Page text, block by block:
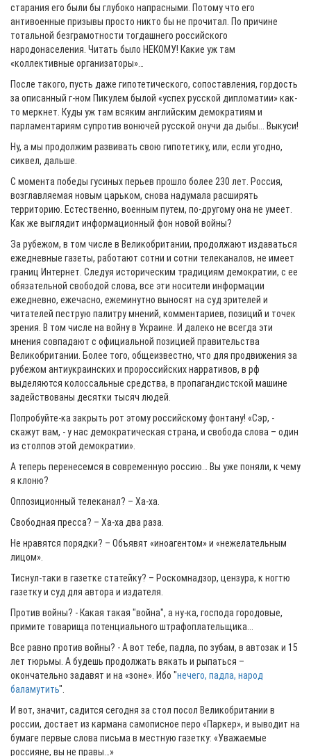
старания его были бы глубоко напрасными. Потому что его
антивоенные призывы просто никто бы не прочитал. По причине
тотальной безграмотности тогдашнего российского
народонаселения. Читать было НЕКОМУ! Какие уж там
«коллективные организаторы»…
После такого, пусть даже гипотетического, сопоставления, гордость
за описанный г-ном Пикулем былой «успех русской дипломатии» как-
то меркнет. Куды уж там всяким английским демократиям и
парламентариям супротив вонючей русской онучи да дыбы... Выкуси!
Ну, а мы продолжим развивать свою гипотетику, или, если угодно,
сиквел, дальше.
С момента победы гусиных перьев прошло более 230 лет. Россия,
возглавляемая новым царьком, снова надумала расширять
территорию. Естественно, военным путем, по-другому она не умеет.
Как же выглядит информационный фон новой войны?
За рубежом, в том числе в Великобритании, продолжают издаваться
ежедневные газеты, работают сотни и сотни телеканалов, не имеет
границ Интернет. Следуя историческим традициям демократии, с ее
обязательной свободой слова, все эти носители информации
ежедневно, ежечасно, ежеминутно выносят на суд зрителей и
читателей пеструю палитру мнений, комментариев, позиций и точек
зрения. В том числе на войну в Украине. И далеко не всегда эти
мнения совпадают с официальной позицией правительства
Великобритании. Более того, общеизвестно, что для продвижения за
рубежом антиукраинских и пророссийских нарративов, в рф
выделяются колоссальные средства, в пропагандистской машине
задействованы десятки тысяч людей.
Попробуйте-ка закрыть рот этому российскому фонтану! «Сэр, -
скажут вам, - у нас демократическая страна, и свобода слова – один
из столпов этой демократии».
А теперь перенесемся в современную россию… Вы уже поняли, к чему
я клоню?
Оппозиционный телеканал? – Ха-ха.
Свободная пресса? – Ха-ха два раза.
Не нравятся порядки? – Объявят «иноагентом» и «нежелательным
лицом».
Тиснул-таки в газетке статейку? – Роскомнадзор, цензура, к ногтю
газетку и суд для автора и издателя.
Против войны? - Какая такая "война", а ну-ка, господа городовые,
примите товарища потенциального штрафоплательщика...
Все равно против войны? - А вот тебе, падла, по зубам, в автозак и 15
лет тюрьмы. А будешь продолжать вякать и рыпаться –
окончательно задавят и на «зоне». Ибо "нечего, падла, народ
баламутить".
И вот, значит, садится сегодня за стол посол Великобритании в
россии, достает из кармана самописное перо «Паркер», и выводит на
бумаге первые слова письма в местную газетку: «Уважаемые
россияне, вы не правы…»